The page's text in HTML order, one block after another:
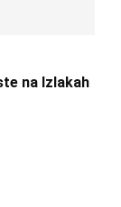
na Izlakah